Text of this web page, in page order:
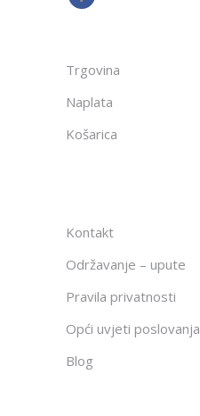
Trgovina
Naplata
Košarica
Kontakt
Održavanje – upute
Pravila privatnosti
Opći uvjeti poslovanja
Blog